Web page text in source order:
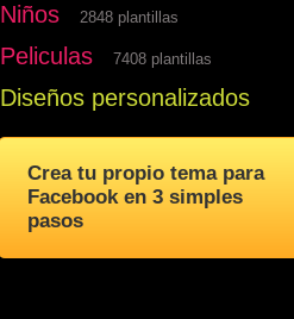
Niños 2848 plantillas
Peliculas 7408 plantillas
Diseños personalizados
Crea tu propio tema para
Facebook en 3 simples
pasos